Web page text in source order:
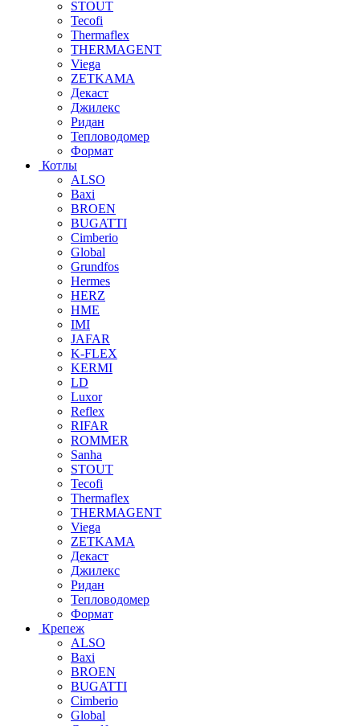
STOUT
Tecofi
Thermaflex
THERMAGENT
Viega
ZETKAMA
Декаст
Джилекс
Ридан
Тепловодомер
Формат
Котлы
ALSO
Baxi
BROEN
BUGATTI
Cimberio
Global
Grundfos
Hermes
HERZ
HME
IMI
JAFAR
K-FLEX
KERMI
LD
Luxor
Reflex
RIFAR
ROMMER
Sanha
STOUT
Tecofi
Thermaflex
THERMAGENT
Viega
ZETKAMA
Декаст
Джилекс
Ридан
Тепловодомер
Формат
Крепеж
ALSO
Baxi
BROEN
BUGATTI
Cimberio
Global